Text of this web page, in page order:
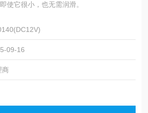
使它很小，也无需润滑。
09-16
商